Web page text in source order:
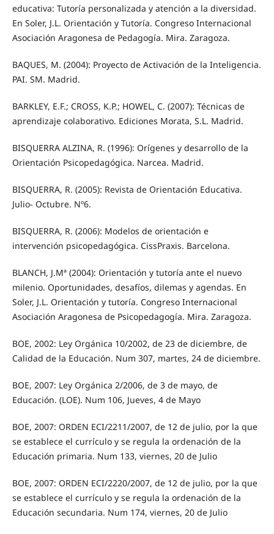
educativa: Tutoría personalizada y atención a la diversidad.
En Soler, J.L. Orientación y Tutoría. Congreso Internacional
Asociación Aragonesa de Pedagogía. Mira. Zaragoza.
BAQUES, M. (2004): Proyecto de Activación de la Inteligencia.
PAI. SM. Madrid.
BARKLEY, E.F.; CROSS, K.P.; HOWEL, C. (2007): Técnicas de
aprendizaje colaborativo. Ediciones Morata, S.L. Madrid.
BISQUERRA ALZINA, R. (1996): Orígenes y desarrollo de la
Orientación Psicopedagógica. Narcea. Madrid.
BISQUERRA, R. (2005): Revista de Orientación Educativa.
Julio- Octubre. Nº6.
BISQUERRA, R. (2006): Modelos de orientación e
intervención psicopedagógica. CissPraxis. Barcelona.
BLANCH, J.Mª (2004): Orientación y tutoría ante el nuevo
milenio. Oportunidades, desafíos, dilemas y agendas. En
Soler, J.L. Orientación y tutoría. Congreso Internacional
Asociación Aragonesa de Psicopedagogía. Mira. Zaragoza.
BOE, 2002: Ley Orgánica 10/2002, de 23 de diciembre, de
Calidad de la Educación. Num 307, martes, 24 de diciembre.
BOE, 2007: Ley Orgánica 2/2006, de 3 de mayo, de
Educación. (LOE). Num 106, Jueves, 4 de Mayo
BOE, 2007: ORDEN ECI/2211/2007, de 12 de julio, por la que
se establece el currículo y se regula la ordenación de la
Educación primaria. Num 133, viernes, 20 de Julio
BOE, 2007: ORDEN ECI/2220/2007, de 12 de julio, por la que
se establece el currículo y se regula la ordenación de la
Educación secundaria. Num 174, viernes, 20 de Julio